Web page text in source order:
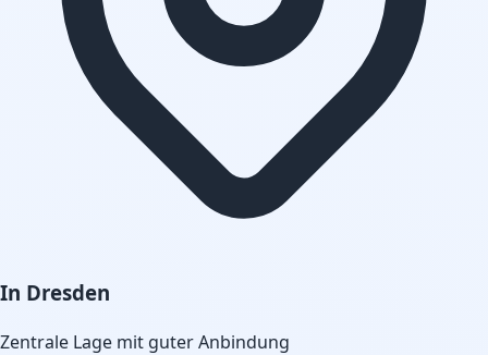
In Dresden
Zentrale Lage mit guter Anbindung